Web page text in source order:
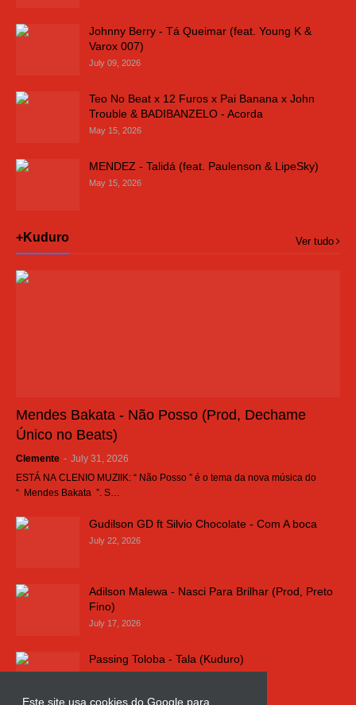
Este site usa cookies do Google para
Johnny Berry - Tá Queimar (feat. Young K &
Varox 007)
July 09, 2026
Teo No Beat x 12 Furos x Pai Banana x John
Trouble & BADIBANZELO - Acorda
May 15, 2026
MENDEZ - Talidá (feat. Paulenson & LipeSky)
May 15, 2026
+Kuduro Ver tudo
Mendes Bakata - Não Posso (Prod, Dechame
Único no Beats)
Clemente - July 31, 2026
ESTÁ NA CLENIO MUZIIK: “ Não Posso ” é o tema da nova música do
“ Mendes Bakata ”. S…
Gudilson GD ft Silvio Chocolate - Com A boca
July 22, 2026
Adilson Malewa - Nasci Para Brilhar (Prod, Preto
Fino)
July 17, 2026
Passing Toloba - Tala (Kuduro)